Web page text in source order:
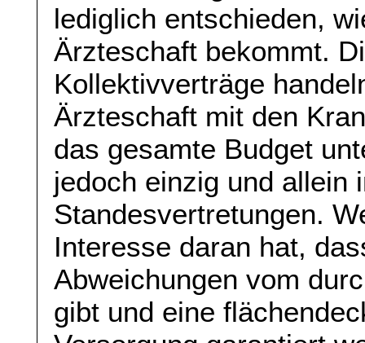
lediglich entschieden,
Ärzteschaft bekommt.
Kollektivverträge
Ärzteschaft mit den
das gesamte Budget
jedoch einzig und allein
Standesvertretungen.
Interesse daran hat,
Abweichungen vom
gibt und eine